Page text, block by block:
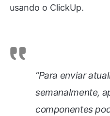
usando o ClickUp.
“Para enviar
semanalmente,
componentes